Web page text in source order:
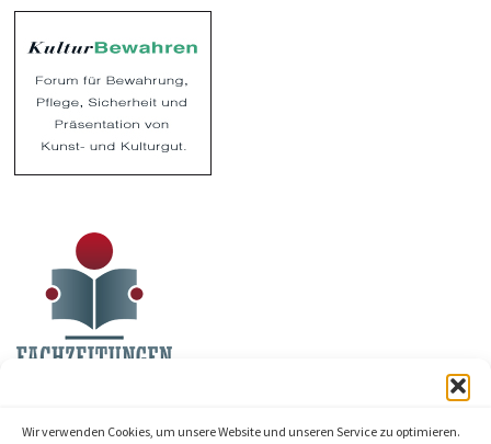
Wir verwenden Cookies, um unsere Website und unseren Service zu optimieren.